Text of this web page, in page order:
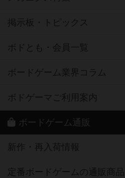
掲示板・トピックス
ボドとも・会員一覧
ボードゲーム業界コラム
ボドゲーマご利用案内
ボードゲーム通販
新作・再入荷情報
定番ボードゲームの通販商品